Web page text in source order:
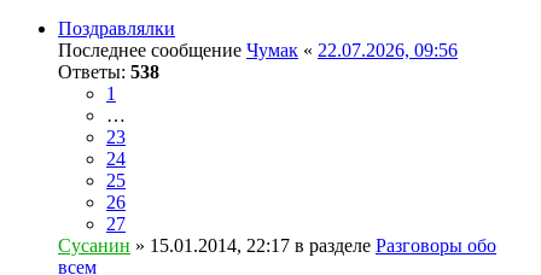
Поздравлялки
Последнее сообщение Чумак « 22.07.2026, 09:56
Ответы: 538
1
…
23
24
25
26
27
Сусанин » 15.01.2014, 22:17 в разделе Разговоры обо
всем